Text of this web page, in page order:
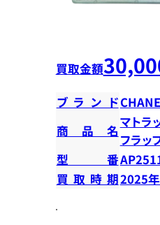
買取金額
ブランド
商品名
マトラ
フラッ
型番
買取時期2025